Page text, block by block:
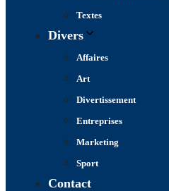
Textes
Divers
Affaires
Art
Divertissement
Entreprises
Marketing
Sport
Contact